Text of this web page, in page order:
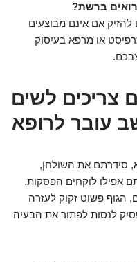
ברשת?
אם אינם מבוצעים
או מרפא בעיסוק
צריכים לשים
עובר לרופא
סידרתם את השולחן,
אפילו לוקחים הפסקות.
הגוף פשוט זקוק לעזרה
לנסות לפתור את הבעיה